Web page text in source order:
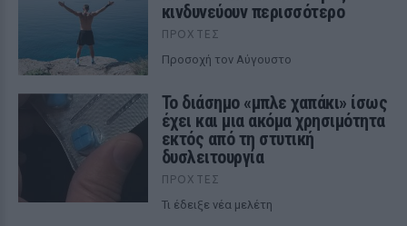
κινδυνεύουν περισσότερο
ΠΡΟΧΤΈΣ
Προσοχή τον Αύγουστο
Το διάσημο «μπλε χαπάκι» ίσως
έχει και μια ακόμα χρησιμότητα
εκτός από τη στυτική
δυσλειτουργία
ΠΡΟΧΤΈΣ
Τι έδειξε νέα μελέτη